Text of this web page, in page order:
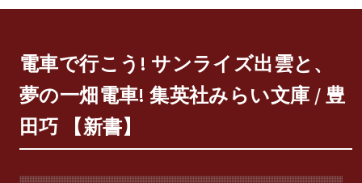
電車で行こう! サンライズ出雲と、
夢の一畑電車! 集英社みらい文庫 / 豊
田巧 【新書】